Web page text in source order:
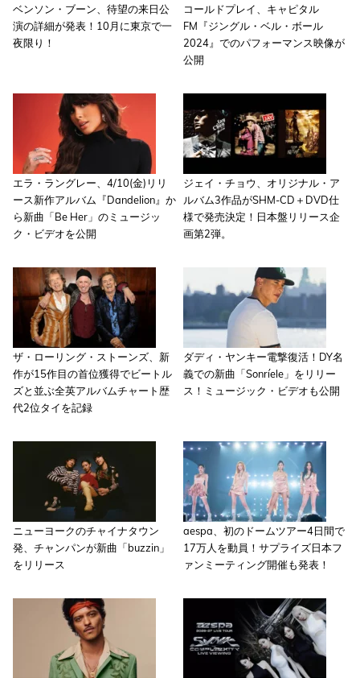
ベンソン・ブーン、待望の来日公
演の詳細が発表！10月に東京で一
夜限り！
コールドプレイ、キャピタル
FM『ジングル・ベル・ボール
2024』でのパフォーマンス映像が
公開
エラ・ラングレー、4/10(金)リリ
ース新作アルバム『Dandelion』か
ら新曲「Be Her」のミュージッ
ク・ビデオを公開
ジェイ・チョウ、オリジナル・ア
ルバム3作品がSHM-CD＋DVD仕
様で発売決定！日本盤リリース企
画第2弾。
ザ・ローリング・ストーンズ、新
作が15作目の首位獲得でビートル
ズと並ぶ全英アルバムチャート歴
代2位タイを記録
ダディ・ヤンキー電撃復活！DY名
義での新曲「Sonríele」をリリー
ス！ミュージック・ビデオも公開
ニューヨークのチャイナタウン
発、チャンパンが新曲「buzzin」
をリリース
aespa、初のドームツアー4日間で
17万人を動員！サプライズ日本フ
ァンミーティング開催も発表！